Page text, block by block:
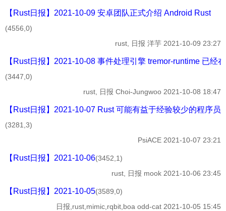
【Rust日报】2021-10-09 安卓团队正式介绍 Android Rust
(4556,0)
rust, 日报 洋芋 2021-10-09 23:27
【Rust日报】2021-10-08 事件处理引擎 tremor-runtime 已经
(3447,0)
rust, 日报 Choi-Jungwoo 2021-10-08 18:47
【Rust日报】2021-10-07 Rust 可能有益于经验较少的程序员
(3281,3)
PsiACE 2021-10-07 23:21
【Rust日报】2021-10-06(3452,1)
rust, 日报 mook 2021-10-06 23:45
【Rust日报】2021-10-05(3589,0)
日报,rust,mimic,rqbit,boa odd-cat 2021-10-05 15:45